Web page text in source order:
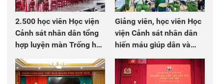
2.500 học viên Học viện
Cảnh sát nhân dân tổng
hợp luyện màn Trống hội
chào mừng Đại hội Đảng
Giảng viên, học viên Học
viện Cảnh sát nhân dân
hiến máu giúp dân và
đồng đội